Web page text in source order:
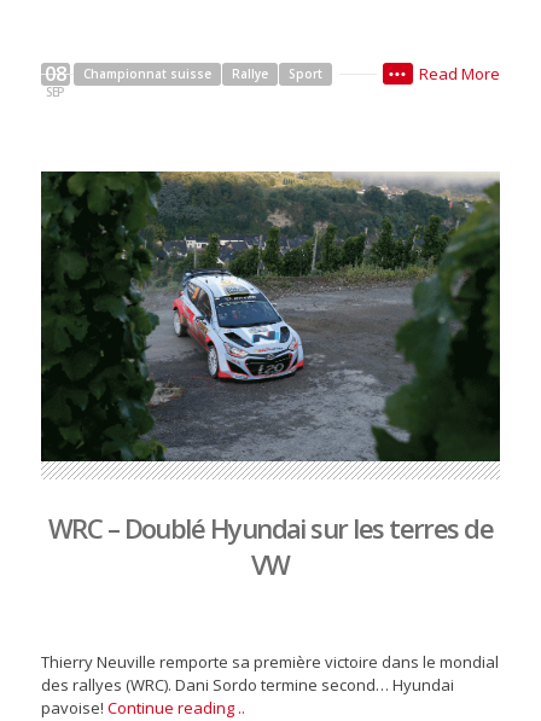
08
SEP
Championnat suisse Rallye Sport Read More
•••
WRC – Doublé Hyundai sur les terres de
VW
Thierry Neuville remporte sa première victoire dans le mondial
des rallyes (WRC). Dani Sordo termine second… Hyundai
pavoise! Continue reading ..